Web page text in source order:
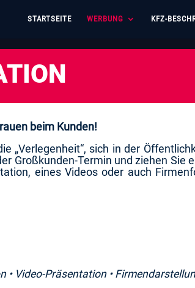
STARTSEITE WERBUNG KFZ-
beim Kunden!
„Verlegenheit“, sich in der
Großkunden-Termin und ziehen Sie
eines Videos oder auch
Video-Präsentation •